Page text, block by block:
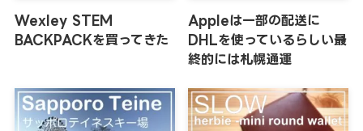
Wexley STEM
BACKPACKを買ってきた
Appleは一部の配送に
DHLを使っているらしい→最
終的には札幌通運